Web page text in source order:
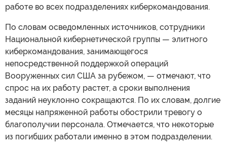
работе во всех подразделениях киберкомандования.
По словам осведомленных источников, сотрудники
Национальной кибернетической группы — элитного
киберкомандования, занимающегося
непосредственной поддержкой операций
Вооруженных сил США за рубежом, — отмечают, что
спрос на их работу растет, а сроки выполнения
заданий неуклонно сокращаются. По их словам, долгие
месяцы напряженной работы обострили тревогу о
благополучии персонала. Отмечается, что некоторые
из погибших работали именно в этом подразделении.